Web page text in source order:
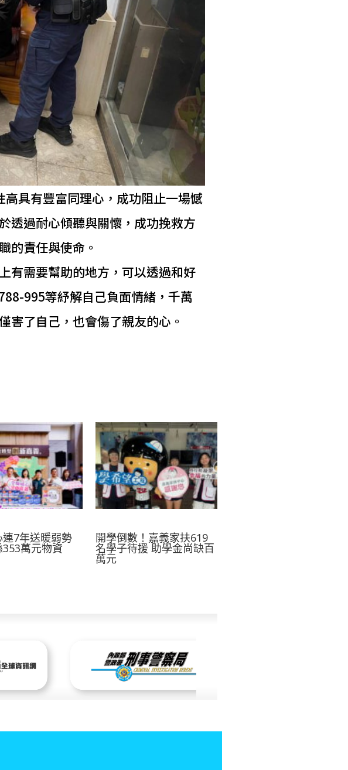
具有豐富同理心，成功阻止一場憾
透過耐心傾聽與關懷，成功挽救方
的責任與使命。
有需要幫助的地方，可以透過和好
995等紓解自己負面情緒，千萬
害了自己，也會傷了親友的心。
連7年送暖弱勢
萬元物資
開學倒數！嘉義家扶619
名學子待援 助學金尚缺百
萬元